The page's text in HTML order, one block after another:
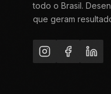
todo o Brasil.
que geram